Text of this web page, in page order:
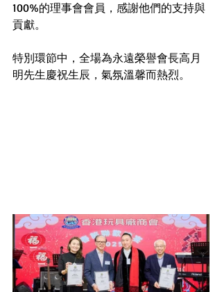
100%的理事會會員，感謝他們的支持與
貢獻。
特別環節中，全場為永遠榮譽會長高月
明先生慶祝生辰，氣氛溫馨而熱烈。